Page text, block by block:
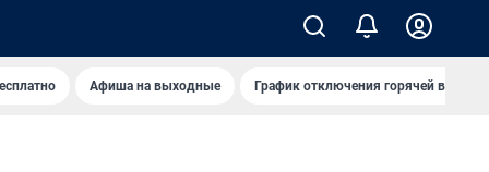
Афиша на выходные График отключения горячей воды в